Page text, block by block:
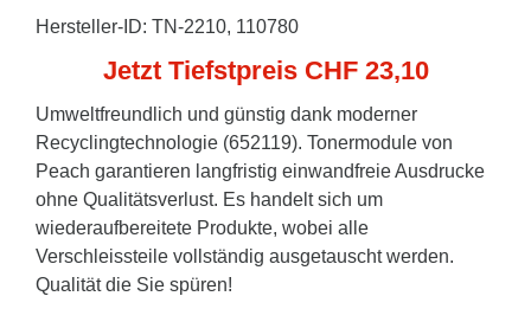
Hersteller-ID: TN-2210, 110780
Jetzt Tiefstpreis CHF 23,10
Umweltfreundlich und günstig dank moderner
Recyclingtechnologie (652119). Tonermodule von
Peach garantieren langfristig einwandfreie Ausdrucke
ohne Qualitätsverlust. Es handelt sich um
wiederaufbereitete Produkte, wobei alle
Verschleissteile vollständig ausgetauscht werden.
Qualität die Sie spüren!